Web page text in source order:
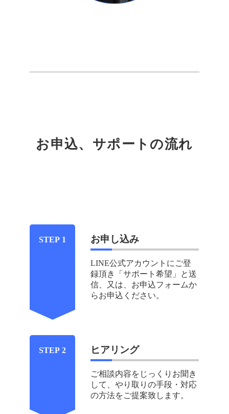
お申込、サポートの流れ